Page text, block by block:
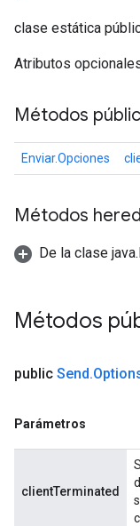
clase estática
Atributos
Métodos
Enviar.Opciones
Métodos
De la clase
Métodos
public Send.
Parámetros
clientTerminated